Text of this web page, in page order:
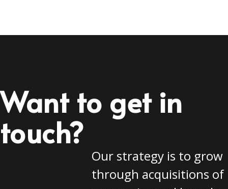
Want to get in
touch?
Our strategy is to grow
through acquisitions of